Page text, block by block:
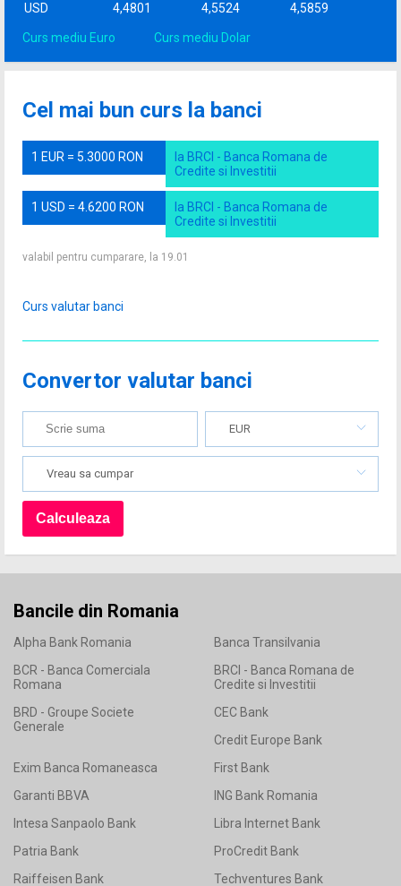
USD
4,4801 4,5524 4,5859
Curs mediu Euro Curs mediu Dolar
Cel mai bun curs la banci
1 EUR = 5.3000 RON
la BRCI - Banca Romana de
Credite si Investitii
1 USD = 4.6200 RON
la BRCI - Banca Romana de
Credite si Investitii
valabil pentru cumparare, la 19.01
Curs valutar banci
Convertor valutar banci
EUR
Vreau sa cumpar
Bancile din Romania
Alpha Bank Romania
Banca Transilvania
BCR - Banca Comerciala
Romana
BRCI - Banca Romana de
Credite si Investitii
BRD - Groupe Societe
Generale
CEC Bank
Credit Europe Bank
Exim Banca Romaneasca
First Bank
Garanti BBVA
ING Bank Romania
Intesa Sanpaolo Bank
Libra Internet Bank
Patria Bank
ProCredit Bank
Raiffeisen Bank
Techventures Bank